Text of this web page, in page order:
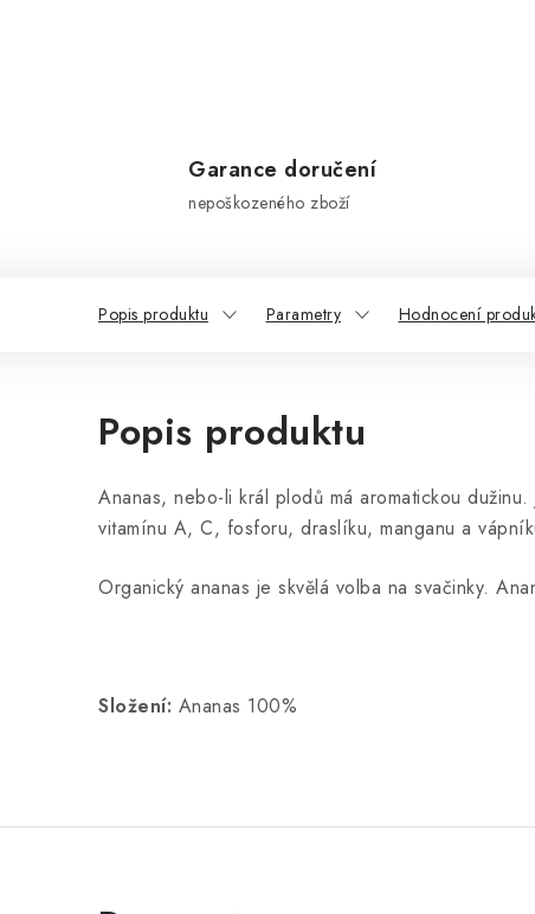
Garance doručení
nepoškozeného zboží
Popis produktu Parametry Hodnocení
Popis produktu
Ananas, nebo-li král plodů má aromatickou
vitamínu A, C, fosforu, draslíku, manganu a
Organický ananas je skvělá volba na svačinky.
Složení: Ananas 100%